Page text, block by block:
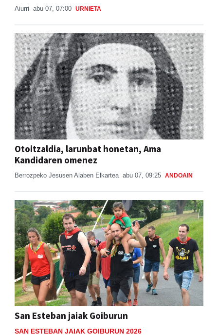
Aiurri abu 07, 07:00 URNIETA
Otoitzaldia, larunbat honetan, Ama
Kandidaren omenez
Berrozpeko Jesusen Alaben Elkartea abu 07, 09:25 ANDOAIN
San Esteban jaiak Goiburun
SAN ESTEBAN JAIAK GOIBURUN 2026